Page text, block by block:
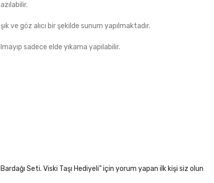
ve göz alıcı bir şekilde sunum yapılmaktadır.
sadece elde yıkama yapılabilir.
Seti. Viski Taşı Hediyeli” için yorum yapan ilk kişi siz olun